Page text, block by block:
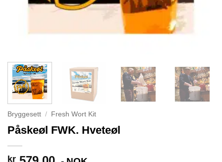
Bryggesett / Fresh Wort Kit
Påskeøl FWK. Hveteøl
kr